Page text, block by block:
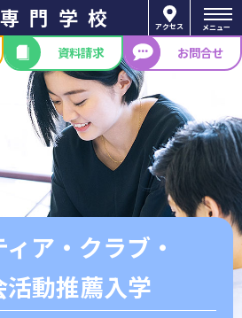
専門学校 アクセス メニュー
資料請求 お問合せ
ア・クラブ・
活動推薦入学